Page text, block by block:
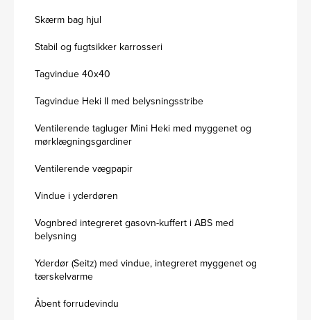
Skærm bag hjul
Stabil og fugtsikker karrosseri
Tagvindue 40x40
Tagvindue Heki II med belysningsstribe
Ventilerende tagluger Mini Heki med myggenet og
mørklægningsgardiner
Ventilerende vægpapir
Vindue i yderdøren
Vognbred integreret gasovn-kuffert i ABS med
belysning
Yderdør (Seitz) med vindue, integreret myggenet og
tærskelvarme
Åbent forrudevindu